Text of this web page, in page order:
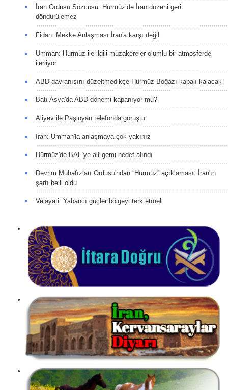
İran Ordusu Sözcüsü: Hürmüz’de İran düzeni geri
döndürülemez
Fidan: Mekke Anlaşması İran'a karşı değil
Umman: Hürmüz ile ilgili müzakereler olumlu bir atmosferde
ilerliyor
ABD davranışını düzeltmedikçe Hürmüz Boğazı kapalı kalacak
Batı Asya'da ABD dönemi kapanıyor mu?
Aliyev ile Paşinyan telefonda görüştü
İran: Umman'la anlaşmaya çok yakınız
Hürmüz'de BAE'ye ait gemi hedef alındı
Devrim Muhafızları Ordusu'ndan “Hürmüz” açıklaması: İran'ın
şartı belli oldu
Velayati: Yabancı güçler bölgeyi terk etmeli